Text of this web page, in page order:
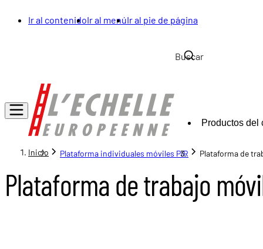
Ir al contenidoIr al menúIr al pie de página
Productos del
Inicio Plataforma individuales móviles PIR Plataforma de
Plataforma de trabajo móvil